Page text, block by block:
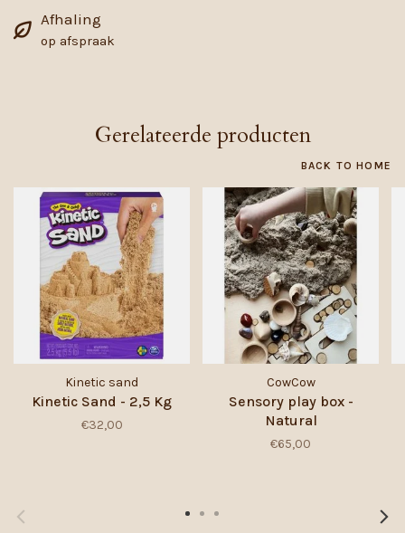
Afhaling
op afspraak
Gerelateerde producten
BACK TO HOME
Kinetic sand
Kinetic Sand - 2,5 Kg
€32,00
CowCow
Sensory play box -
Natural
€65,00